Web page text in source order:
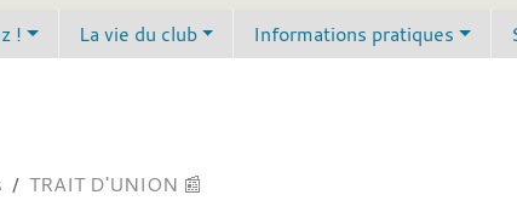
! La vie du club Informations pratiques
TRAIT D'UNION 📰